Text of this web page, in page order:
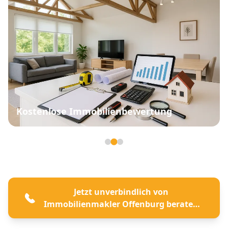
Kostenlose Immobilienbewertung
Jetzt unverbindlich von
Immobilienmakler Offenburg beraten
lassen